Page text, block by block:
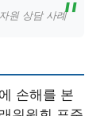
원 상담 사례
손해를 본